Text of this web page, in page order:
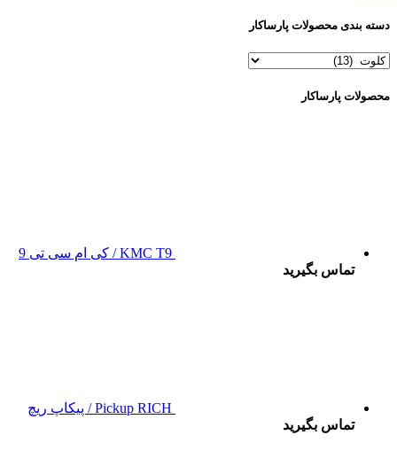
دسته بندی محصولات پارساکار
محصولات پارساکار
KMC T9 / کی ام سی تی 9
تماس بگیرید
Pickup RICH / پیکاپ ریچ
تماس بگیرید